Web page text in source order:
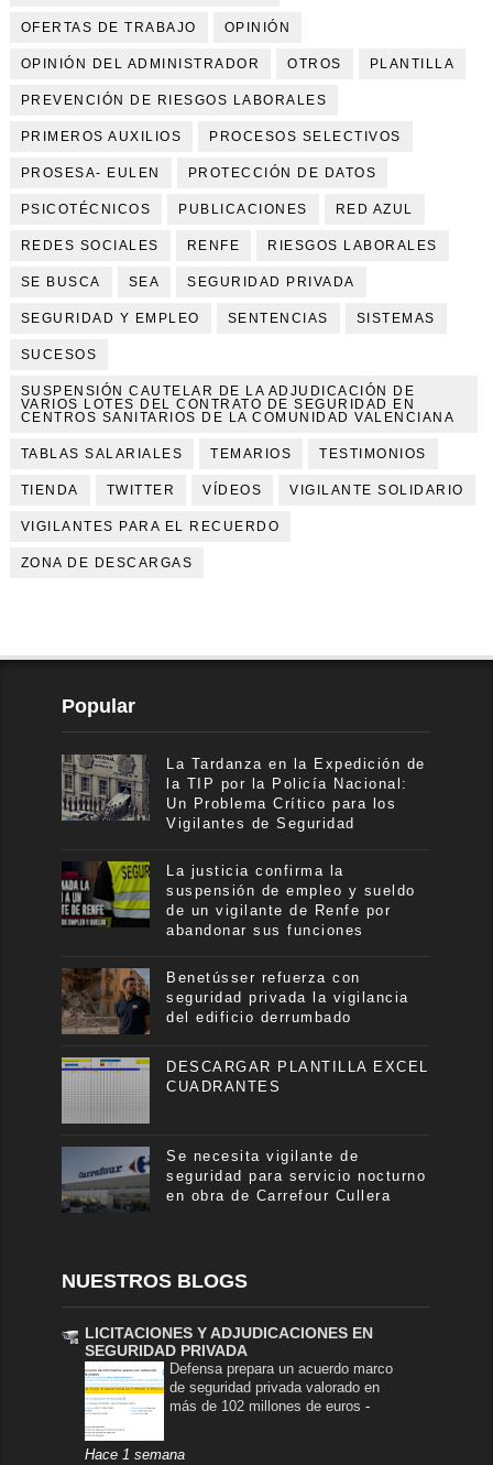
OFERTAS DE TRABAJO OPINIÓN
OPINIÓN DEL ADMINISTRADOR OTROS PLANTILLA
PREVENCIÓN DE RIESGOS LABORALES
PRIMEROS AUXILIOS PROCESOS SELECTIVOS
PROSESA- EULEN PROTECCIÓN DE DATOS
PSICOTÉCNICOS PUBLICACIONES RED AZUL
REDES SOCIALES RENFE RIESGOS LABORALES
SE BUSCA SEA SEGURIDAD PRIVADA
SEGURIDAD Y EMPLEO SENTENCIAS SISTEMAS
SUCESOS
SUSPENSIÓN CAUTELAR DE LA ADJUDICACIÓN DE
VARIOS LOTES DEL CONTRATO DE SEGURIDAD EN
CENTROS SANITARIOS DE LA COMUNIDAD VALENCIANA
TABLAS SALARIALES TEMARIOS TESTIMONIOS
TIENDA TWITTER VÍDEOS VIGILANTE SOLIDARIO
VIGILANTES PARA EL RECUERDO
ZONA DE DESCARGAS
Popular
La Tardanza en la Expedición de
la TIP por la Policía Nacional:
Un Problema Crítico para los
Vigilantes de Seguridad
La justicia confirma la
suspensión de empleo y sueldo
de un vigilante de Renfe por
abandonar sus funciones
Benetússer refuerza con
seguridad privada la vigilancia
del edificio derrumbado
DESCARGAR PLANTILLA EXCEL
CUADRANTES
Se necesita vigilante de
seguridad para servicio nocturno
en obra de Carrefour Cullera
NUESTROS BLOGS
LICITACIONES Y ADJUDICACIONES EN
SEGURIDAD PRIVADA
Defensa prepara un acuerdo marco
de seguridad privada valorado en
más de 102 millones de euros-
Hace 1 semana